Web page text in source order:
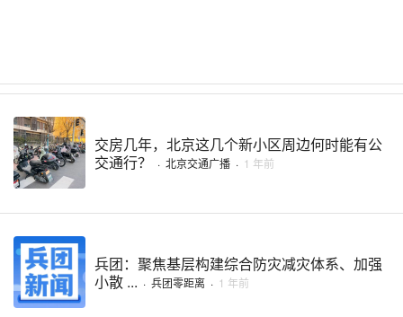
交房几年，北京这几个新小区周边何时能有公
交通行？
· 北京交通广播 · 1 年前
兵团：聚焦基层构建综合防灾减灾体系、加强
小散 ... · 兵团零距离 · 1 年前